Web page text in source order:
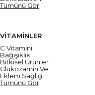
Tümünü Gör
VİTAMİNLER
C Vitamini
Bağışıklık
Bitkisel Ürünler
Glukozamin Ve
Eklem Sağlığı
Tümünü Gör